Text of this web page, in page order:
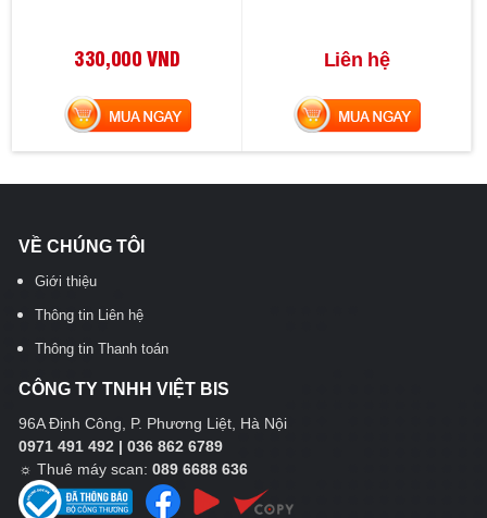
330,000 VND
MUA NGAY
Liên hệ
MUA NGAY
VỀ CHÚNG TÔI
Giới thiệu
Thông tin Liên hệ
Thông tin Thanh toán
CÔNG TY TNHH VIỆT BIS
96A Định Công, P. Phương Liệt, Hà Nội
0971 491 492 | 036 862 6789
☼ Thuê máy scan: 089 6688 636